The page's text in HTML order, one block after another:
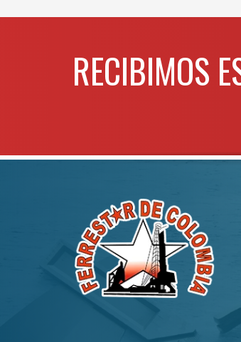
RECIBIMOS